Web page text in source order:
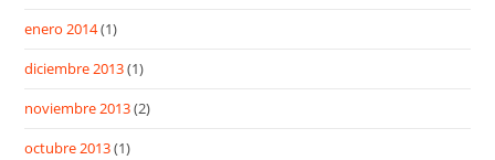
enero 2014(1)
diciembre 2013(1)
noviembre 2013(2)
octubre 2013(1)